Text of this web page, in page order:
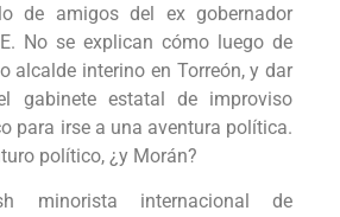
de amigos del ex gobernador
No se explican cómo luego de
alcalde interino en Torreón, y dar
gabinete estatal de improviso
para irse a una aventura política.
político, ¿y Morán?
minorista internacional de